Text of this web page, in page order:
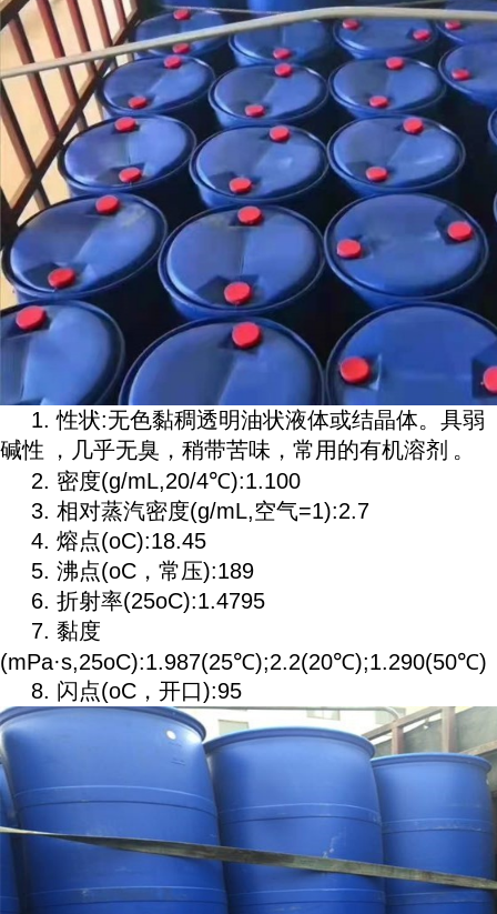
1. 性状:无色黏稠透明油状液体或结晶体。具弱
碱性
，几乎无臭，稍带苦味，常用的有机溶剂 。
2. 密度(g/mL,20/4℃):1.100
3. 相对蒸汽密度(g/mL,空气=1):2.7
4. 熔点(oC):18.45
5. 沸点(oC，常压):189
6. 折射率(25oC):1.4795
7. 黏度
(mPa·s,25oC):1.987(25℃);2.2(20℃);1.290(50℃)
8. 闪点(oC，开口):95